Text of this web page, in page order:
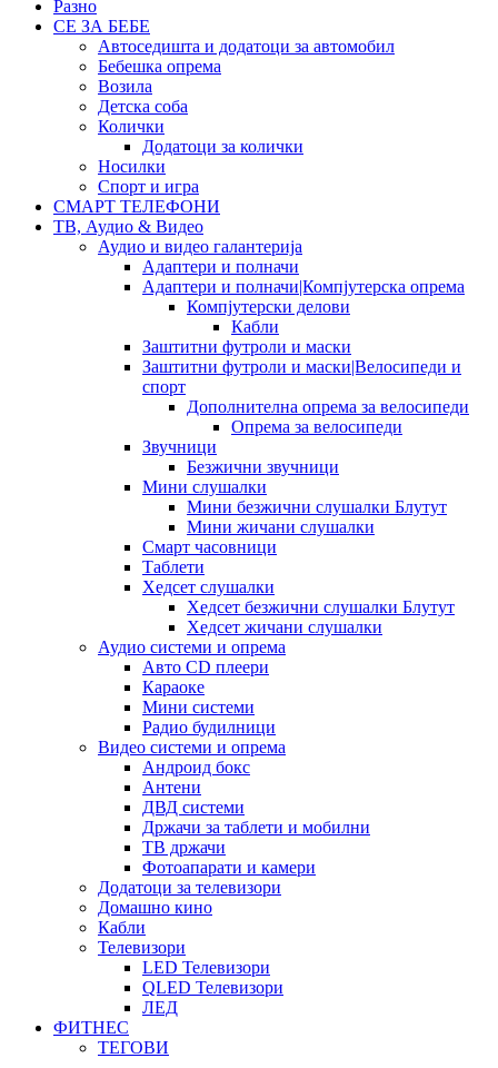
Разно
СЕ ЗА БЕБЕ
Автоседишта и додатоци за автомобил
Бебешка опрема
Возила
Детска соба
Колички
Додатоци за колички
Носилки
Спорт и игра
СМАРТ ТЕЛЕФОНИ
ТВ, Аудио & Видео
Аудио и видео галантерија
Адаптери и полначи
Адаптери и полначи|Компјутерска опрема
Компјутерски делови
Кабли
Заштитни футроли и маски
Заштитни футроли и маски|Велосипеди и
спорт
Дополнителна опрема за велосипеди
Опрема за велосипеди
Звучници
Безжични звучници
Мини слушалки
Мини безжични слушалки Блутут
Мини жичани слушалки
Смарт часовници
Таблети
Хедсет слушалки
Хедсет безжични слушалки Блутут
Хедсет жичани слушалки
Аудио системи и опрема
Авто CD плеери
Караоке
Мини системи
Радио будилници
Видео системи и опрема
Андроид бокс
Антени
ДВД системи
Држачи за таблети и мобилни
ТВ држачи
Фотоапарати и камери
Додатоци за телевизори
Домашно кино
Кабли
Телевизори
LED Телевизори
QLED Телевизори
ЛЕД
ФИТНЕС
ТЕГОВИ